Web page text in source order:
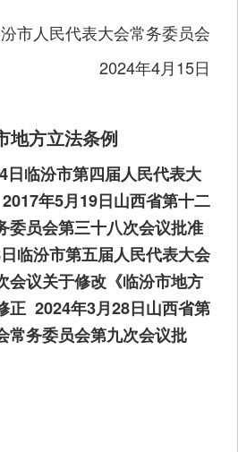
人民代表大会常务委员会
2024年4月15日
地方立法条例
临汾市第四届人民代表大
年5月19日山西省第十二
委员会第三十八次会议批准
临汾市第五届人民代表大会
会议关于修改《临汾市地方
正 2024年3月28日山西省第
常务委员会第九次会议批